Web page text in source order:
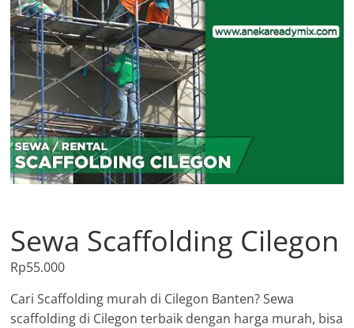
Sewa Scaffolding Cilegon
Rp55.000
Cari Scaffolding murah di Cilegon Banten? Sewa
scaffolding di Cilegon terbaik dengan harga murah, bisa